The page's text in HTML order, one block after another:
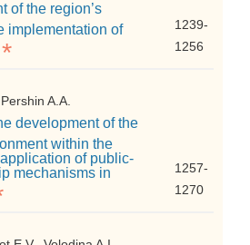
of the region’s
implementation of
*
1239-
1256
A.A.
development of the
within the
of public-
mechanisms in
1257-
1270